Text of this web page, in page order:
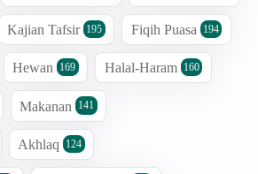
Kajian Tafsir 195 Fiqih Puasa 194
Hewan 169 Halal-Haram 160
Makanan 141
Akhlaq 124